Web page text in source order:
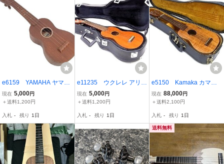
e6159 YAMAHA ヤマハ
NO.60A ビンテージ ウク
レレ
現在 5,000円
＋送料1,200円
入札 - 残り 1日
e11235 ウクレレ アリア
Aria AU-120 since1956
ハードケース
現在 5,000円
＋送料1,200円
入札 - 残り 1日
e5150 Kamaka カマカ
ウクレレ ソプラノスケー
ル ホワイトラベル 1998
現在 88,000円
＋送料2,100円
入札 - 残り 1日
送料無料